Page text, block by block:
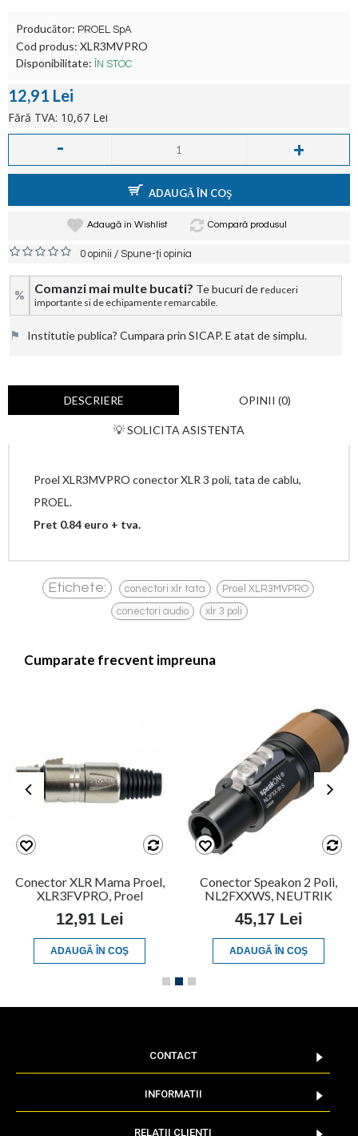
Producător: PROEL SpA
Cod produs: XLR3MVPRO
Disponibilitate:
ÎN STOC
12,91 Lei
Fără TVA: 10,67 Lei
- +
ADAUGĂ ÎN COŞ
Adaugă in Wishlist Compară produsul
0 opinii /Spune-ţi opinia
% Comanzi mai multe bucati? Te bucuri de reduceri
importante si de echipamente remarcabile.
⚑ Institutie publica? Cumpara prin SICAP. E atat de simplu.
DESCRIERE OPINII (0)
💡 SOLICITA ASISTENTA
Proel XLR3MVPRO conector XLR 3 poli, tata de cablu,
PROEL.
Pret 0.84 euro + tva.
Etichete: conectori xlr tata , Proel XLR3MVPRO ,
conectori audio , xlr 3 poli
Cumparate frecvent impreuna
Conector XLR Mama Proel,
XLR3FVPRO, Proel
12,91 Lei
ADAUGĂ ÎN COŞ
Conector Speakon 2 Poli,
NL2FXXWS, NEUTRIK
45,17 Lei
ADAUGĂ ÎN COŞ
CONTACT
INFORMATII
RELATII CLIENTI